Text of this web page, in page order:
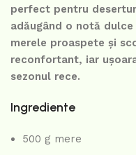
perfect pentru
adăugând o notă
merele proaspete și
reconfortant, iar
sezonul rece.
Ingrediente
500 g mere